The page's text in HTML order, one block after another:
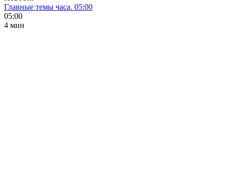
Главные темы часа. 05:00
05:00
4 мин